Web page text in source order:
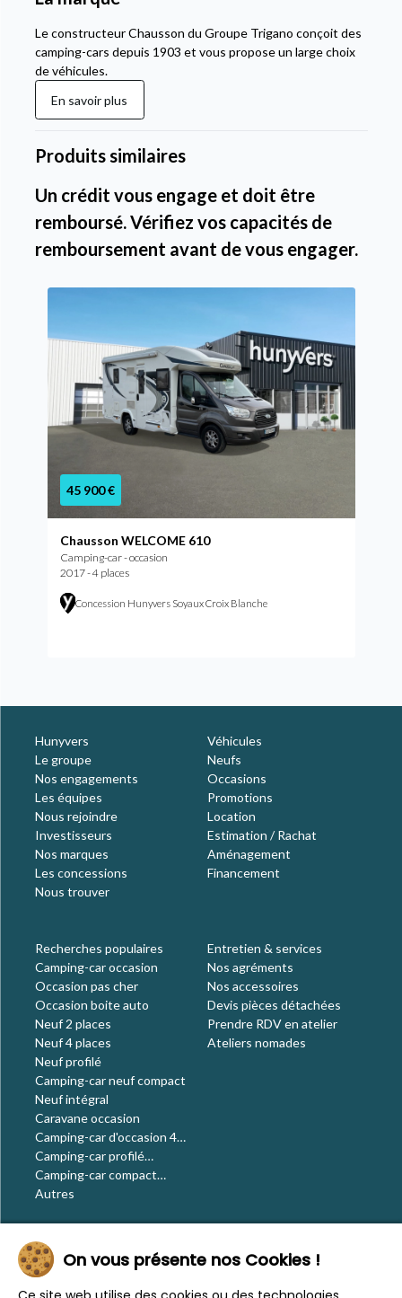
Le constructeur Chausson du Groupe Trigano conçoit des
camping-cars depuis 1903 et vous propose un large choix
de véhicules.
En savoir plus
Produits similaires
Un crédit vous engage et doit être
remboursé. Vérifiez vos capacités de
remboursement avant de vous engager.
45 900 €
Chausson WELCOME 610
Camping-car - occasion
2017 - 4 places
Concession Hunyvers Soyaux Croix Blanche
Hunyvers
Le groupe
Nos engagements
Les équipes
Nous rejoindre
Investisseurs
Nos marques
Les concessions
Nous trouver
Véhicules
Neufs
Occasions
Promotions
Location
Estimation / Rachat
Aménagement
Financement
Recherches populaires
Camping-car occasion
Occasion pas cher
Occasion boite auto
Neuf 2 places
Neuf 4 places
Neuf profilé
Camping-car neuf compact
Neuf intégral
Caravane occasion
Camping-car d'occasion 4
places
Camping-car profilé
occasion
Camping-car compact
occasion
Autres
Entretien & services
Nos agréments
Nos accessoires
Devis pièces détachées
Prendre RDV en atelier
Ateliers nomades
Le blog
Actualités
Évènements
On vous présente nos Cookies !